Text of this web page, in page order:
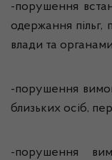
-порушення
одержання пільг,
влади та
-порушення
близьких осіб,
-порушення